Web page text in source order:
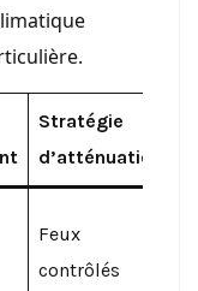
Stratégie
d’atténuation
Feux
contrôlés